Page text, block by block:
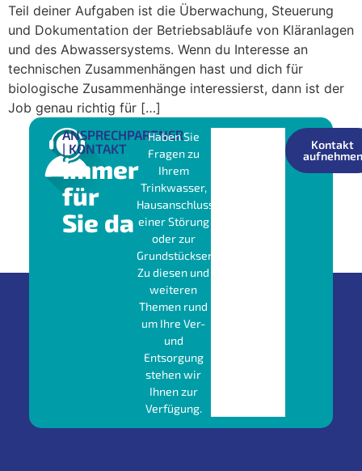
Teil deiner Aufgaben ist die Überwachung, Steuerung
und Dokumentation der Betriebsabläufe von Kläranlagen
und des Abwassersystems. Wenn du Interesse an
technischen Zusammenhängen hast und dich für
biologische Zusammenhänge interessierst, dann ist der
Job genau richtig für […]
ANSPRECHPARTNER
| KONTAKT
Immer
für
Sie da
Haben Sie
Fragen zu
Ihrem
Trinkwasser,
Hausanschluss,
einer Störung
oder zur
Grundstücksentwässerung?
Zu diesen und
weiteren
Themen rund
um Ihre Ver-
und
Entsorgung
stehen wir
Ihnen zur
Verfügung.
Kontakt
aufnehmen